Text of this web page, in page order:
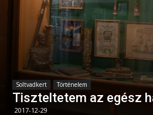
Soltvadkert Történelem
Tiszteltetem az egész
2017-12-29